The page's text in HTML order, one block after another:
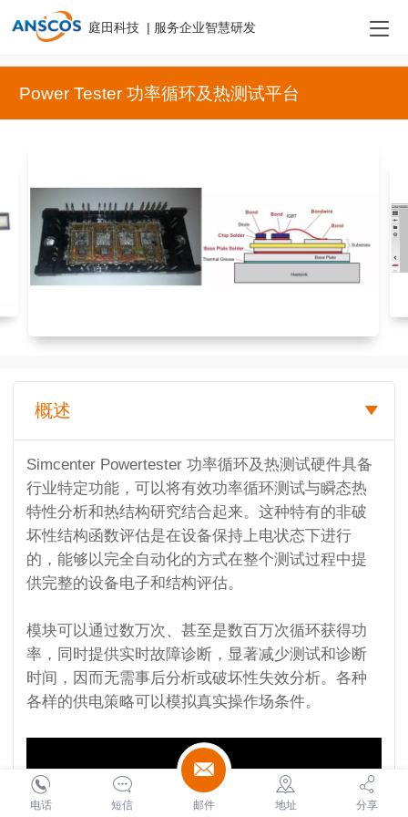
庭田科技 | 服务企业智慧研发
Power Tester 功率循环及热测试平台
概述
Simcenter Powertester 功率循环及热测试硬件具备
行业特定功能，可以将有效功率循环测试与瞬态热
特性分析和热结构研究结合起来。这种特有的非破
坏性结构函数评估是在设备保持上电状态下进行
的，能够以完全自动化的方式在整个测试过程中提
供完整的设备电子和结构评估。
模块可以通过数万次、甚至是数百万次循环获得功
率，同时提供实时故障诊断，显著减少测试和诊断
时间，因而无需事后分析或破坏性失效分析。各种
各样的供电策略可以模拟真实操作场条件。
电话 短信 邮件 地址 分享